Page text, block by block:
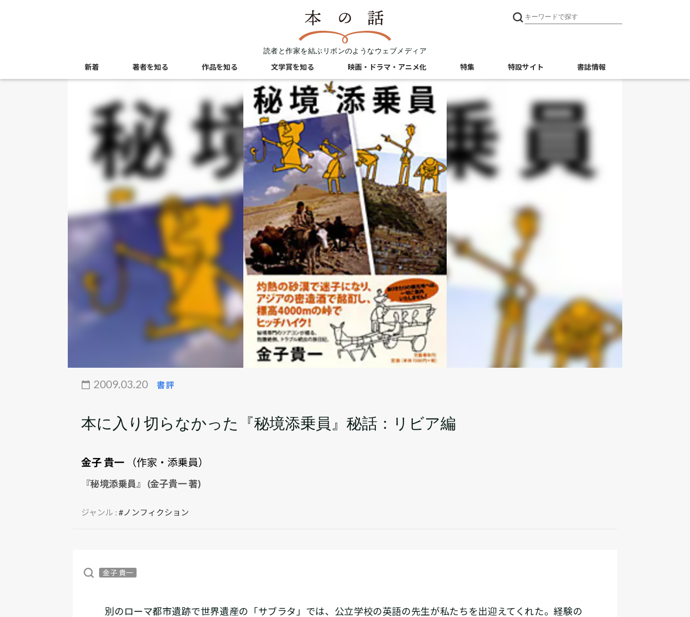
読者と作家を結ぶリボンのようなウェブメディア
新着 著者を知る 作品を知る 文学賞を知る 映画・ドラマ・アニメ化 特集 特設サイト 書誌情報
2009.03.20 書評
本に入り切らなかった『秘境添乗員』秘話：リビア編
金子 貴一 （作家・添乗員）
『秘境添乗員』 (金子貴一 著)
ジャンル : #ノンフィクション
金子 貴一
別のローマ都市遺跡で世界遺産の「サブラタ」では、公立学校の英語の先生が私たちを出迎えてくれた。経験の